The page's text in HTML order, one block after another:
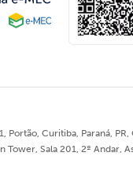
Portão, Curitiba, Paraná,
Sala 201, 2º Andar,